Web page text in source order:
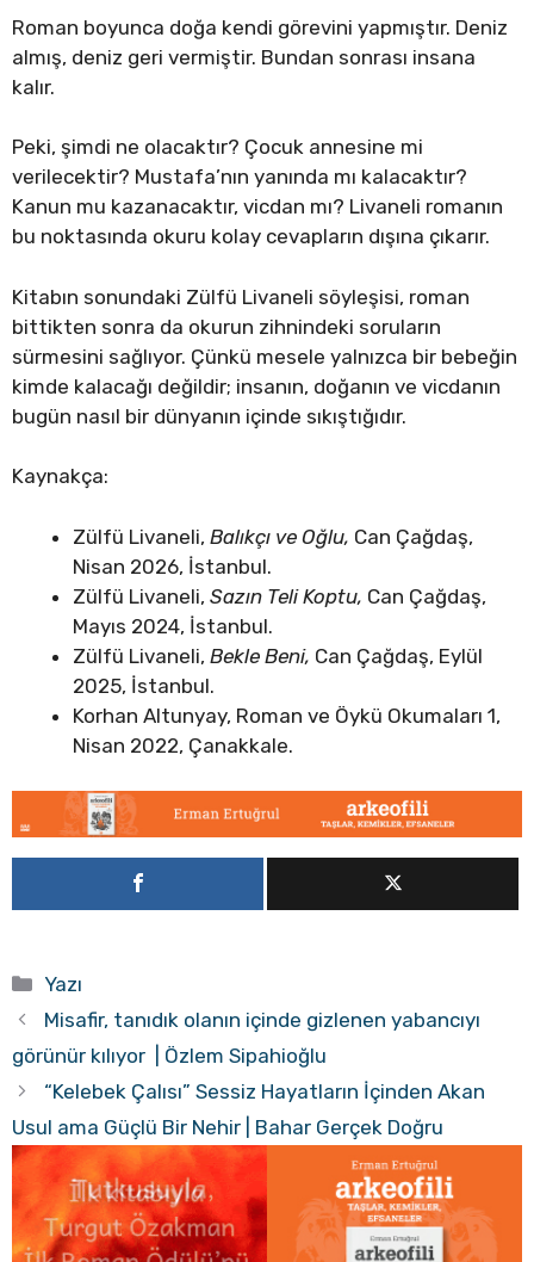
Roman boyunca doğa kendi görevini yapmıştır. Deniz
almış, deniz geri vermiştir. Bundan sonrası insana
kalır.
Peki, şimdi ne olacaktır? Çocuk annesine mi
verilecektir? Mustafa’nın yanında mı kalacaktır?
Kanun mu kazanacaktır, vicdan mı? Livaneli romanın
bu noktasında okuru kolay cevapların dışına çıkarır.
Kitabın sonundaki Zülfü Livaneli söyleşisi, roman
bittikten sonra da okurun zihnindeki soruların
sürmesini sağlıyor. Çünkü mesele yalnızca bir bebeğin
kimde kalacağı değildir; insanın, doğanın ve vicdanın
bugün nasıl bir dünyanın içinde sıkıştığıdır.
Kaynakça:
Zülfü Livaneli, Balıkçı ve Oğlu, Can Çağdaş,
Nisan 2026, İstanbul.
Zülfü Livaneli, Sazın Teli Koptu, Can Çağdaş,
Mayıs 2024, İstanbul.
Zülfü Livaneli, Bekle Beni, Can Çağdaş, Eylül
2025, İstanbul.
Korhan Altunyay, Roman ve Öykü Okumaları 1,
Nisan 2022, Çanakkale.
Kategoriler
Yazı
Misafir, tanıdık olanın içinde gizlenen yabancıyı
görünür kılıyor | Özlem Sipahioğlu
“Kelebek Çalısı” Sessiz Hayatların İçinden Akan
Usul ama Güçlü Bir Nehir | Bahar Gerçek Doğru